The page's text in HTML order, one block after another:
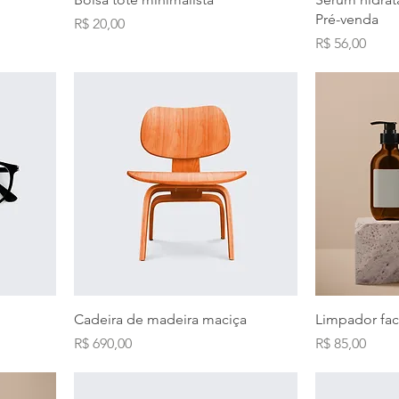
Preço
R$ 20,00
Pré-venda
Preço
R$ 56,00
Cadeira de madeira maciça
Preço
R$ 690,00
Limpador
Preço
R$ 85,00